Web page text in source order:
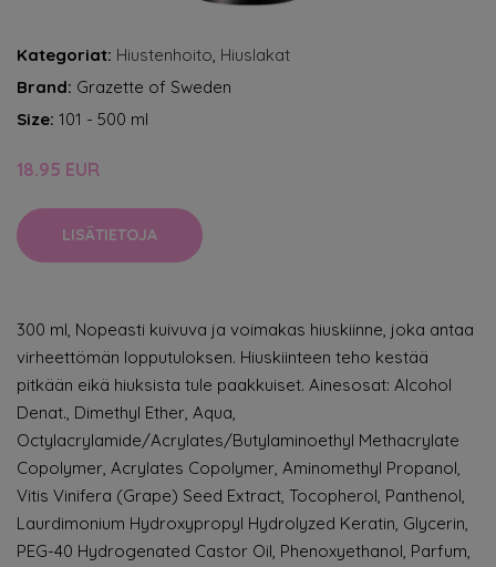
Kategoriat: Hiustenhoito, Hiuslakat
Brand: Grazette of Sweden
Size: 101 - 500 ml
18.95 EUR
LISÄTIETOJA
300 ml, Nopeasti kuivuva ja voimakas hiuskiinne, joka antaa
virheettömän lopputuloksen. Hiuskiinteen teho kestää
pitkään eikä hiuksista tule paakkuiset. Ainesosat: Alcohol
Denat., Dimethyl Ether, Aqua,
Octylacrylamide/Acrylates/Butylaminoethyl Methacrylate
Copolymer, Acrylates Copolymer, Aminomethyl Propanol,
Vitis Vinifera (Grape) Seed Extract, Tocopherol, Panthenol,
Laurdimonium Hydroxypropyl Hydrolyzed Keratin, Glycerin,
PEG-40 Hydrogenated Castor Oil, Phenoxyethanol, Parfum,